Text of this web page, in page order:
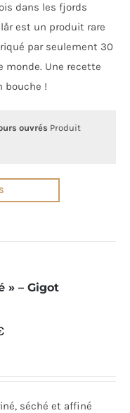
dans les fjords
est un produit rare
par seulement 30
monde. Une recette
bouche !
ouvrés Produit
» – Gigot
séché et affiné